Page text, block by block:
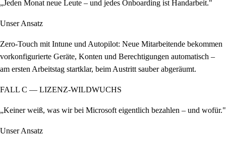
„Jeden Monat neue Leute – und jedes Onboarding ist Handarbeit."
Unser Ansatz
Zero-Touch mit Intune und Autopilot: Neue Mitarbeitende bekommen
vorkonfigurierte Geräte, Konten und Berechtigungen automatisch –
am ersten Arbeitstag startklar, beim Austritt sauber abgeräumt.
FALL C — LIZENZ-WILDWUCHS
„Keiner weiß, was wir bei Microsoft eigentlich bezahlen – und wofür."
Unser Ansatz